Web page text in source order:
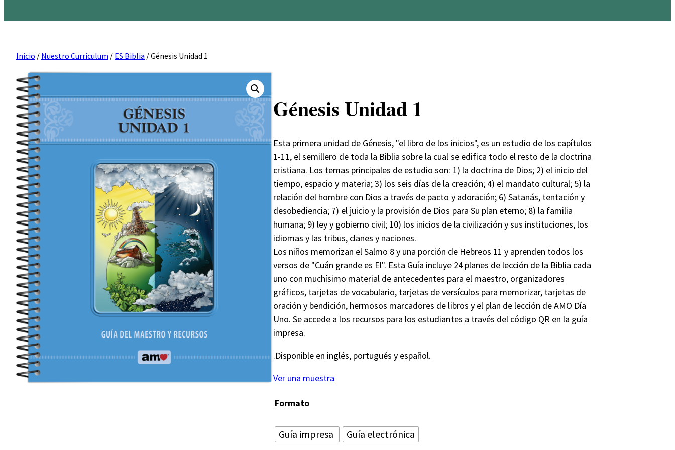
Inicio / Nuestro Curriculum / ES Biblia / Génesis Unidad 1
Génesis Unidad 1
Esta primera unidad de Génesis, "el libro de los inicios", es un estudio de los capítulos
1-11, el semillero de toda la Biblia sobre la cual se edifica todo el resto de la doctrina
cristiana. Los temas principales de estudio son: 1) la doctrina de Dios; 2) el inicio del
tiempo, espacio y materia; 3) los seis días de la creación; 4) el mandato cultural; 5) la
relación del hombre con Dios a través de pacto y adoración; 6) Satanás, tentación y
desobediencia; 7) el juicio y la provisión de Dios para Su plan eterno; 8) la familia
humana; 9) ley y gobierno civil; 10) los inicios de la civilización y sus instituciones, los
idiomas y las tribus, clanes y naciones.
Los niños memorizan el Salmo 8 y una porción de Hebreos 11 y aprenden todos los
versos de "Cuán grande es El". Esta Guía incluye 24 planes de lección de la Biblia cada
uno con muchísimo material de antecedentes para el maestro, organizadores
gráficos, tarjetas de vocabulario, tarjetas de versículos para memorizar, tarjetas de
oración y bendición, hermosos marcadores de libros y el plan de lección de AMO Día
Uno. Se accede a los recursos para los estudiantes a través del código QR en la guía
impresa.
.Disponible en inglés, portugués y español.
Ver una muestra
Formato
Guía impresa Guía electrónica